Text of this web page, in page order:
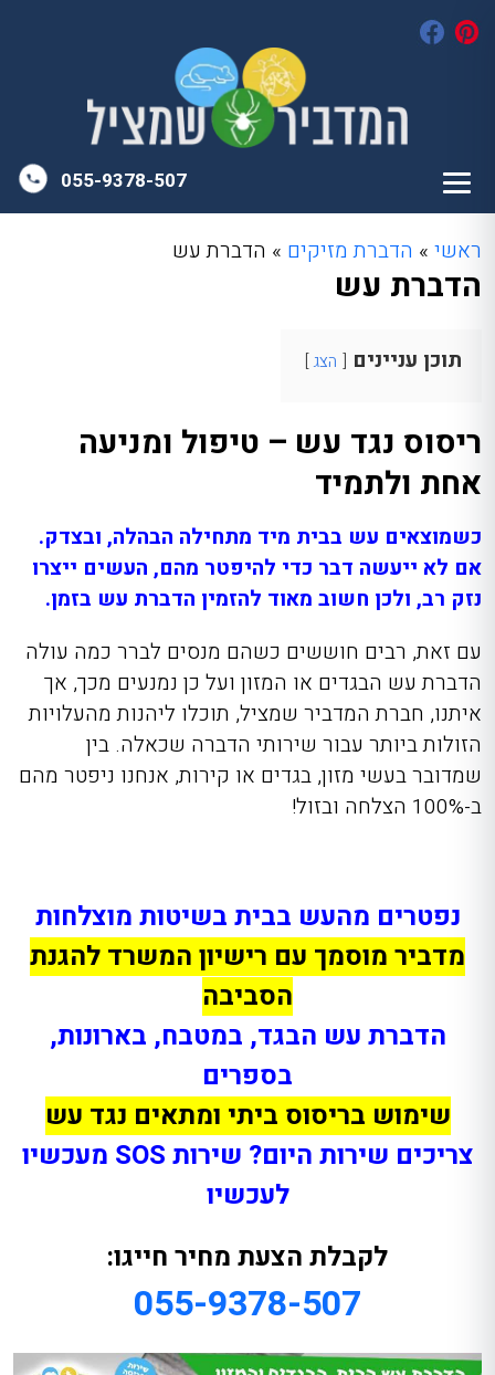
055-9378-507
ראשי » הדברת מזיקים » הדברת עש
הדברת עש
תוכן עניינים הצג
ריסוס נגד עש – טיפול ומניעה
אחת ולתמיד
כשמוצאים עש בבית מיד מתחילה הבהלה, ובצדק.
אם לא ייעשה דבר כדי להיפטר מהם, העשים ייצרו
נזק רב, ולכן חשוב מאוד להזמין הדברת עש בזמן.
עם זאת, רבים חוששים כשהם מנסים לברר כמה עולה
הדברת עש הבגדים או המזון ועל כן נמנעים מכך, אך
איתנו, חברת המדביר שמציל, תוכלו ליהנות מהעלויות
הזולות ביותר עבור שירותי הדברה שכאלה. בין
שמדובר בעשי מזון, בגדים או קירות, אנחנו ניפטר מהם
ב-100% הצלחה ובזול!
נפטרים מהעש בבית בשיטות מוצלחות
מדביר מוסמך עם רישיון המשרד להגנת
הסביבה
הדברת עש הבגד, במטבח, בארונות,
בספרים
שימוש בריסוס ביתי ומתאים נגד עש
צריכים שירות היום? שירות SOS מעכשיו
לעכשיו
לקבלת הצעת מחיר חייגו:
055-9378-507